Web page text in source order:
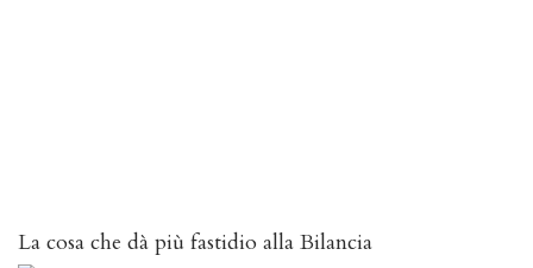
La cosa che dà più fastidio alla Bilancia